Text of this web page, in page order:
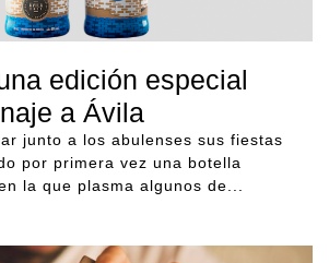
edición especial
a Ávila
junto a los abulenses sus fiestas
por primera vez una botella
la que plasma algunos de...